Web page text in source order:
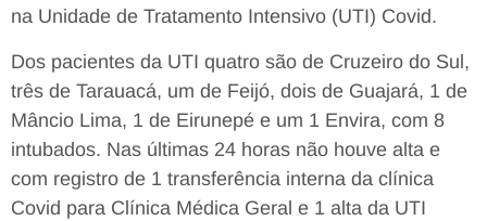
na Unidade de Tratamento Intensivo (UTI) Covid.
Dos pacientes da UTI quatro são de Cruzeiro do Sul,
três de Tarauacá, um de Feijó, dois de Guajará, 1 de
Mâncio Lima, 1 de Eirunepé e um 1 Envira, com 8
intubados. Nas últimas 24 horas não houve alta e
com registro de 1 transferência interna da clínica
Covid para Clínica Médica Geral e 1 alta da UTI